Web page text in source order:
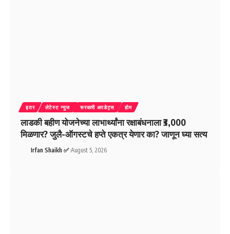
इतर लेटेस्ट न्युज सरकारी अपडेट्स होम
लाडकी बहीण योजनेच्या लाभार्थ्यांना रक्षाबंधनाला ₹3,000
मिळणार? जुलै-ऑगस्टचे हप्ते एकत्र येणार का? जाणून घ्या सत्य
Irfan Shaikh ✅ August 5, 2026